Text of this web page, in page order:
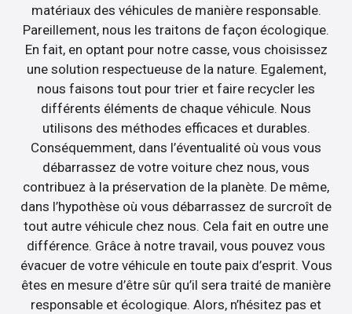
matériaux des véhicules de manière responsable.
Pareillement, nous les traitons de façon écologique.
En fait, en optant pour notre casse, vous choisissez
une solution respectueuse de la nature. Egalement,
nous faisons tout pour trier et faire recycler les
différents éléments de chaque véhicule. Nous
utilisons des méthodes efficaces et durables.
Conséquemment, dans l’éventualité où vous vous
débarrassez de votre voiture chez nous, vous
contribuez à la préservation de la planète. De même,
dans l’hypothèse où vous débarrassez de surcroît de
tout autre véhicule chez nous. Cela fait en outre une
différence. Grâce à notre travail, vous pouvez vous
évacuer de votre véhicule en toute paix d’esprit. Vous
êtes en mesure d’être sûr qu’il sera traité de manière
responsable et écologique. Alors, n’hésitez pas et